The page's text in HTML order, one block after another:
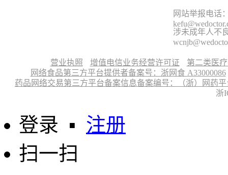
网站举报电话
涉未成年人不
营业执照 增值电信业务经营许可证
第二类医
网络食品第三方平台提供者备案号：浙网食 A33000086
药品网络交易第三方平台备案信息备案编号：（浙）网药平
浙
登录 ▪ 注册
扫一扫